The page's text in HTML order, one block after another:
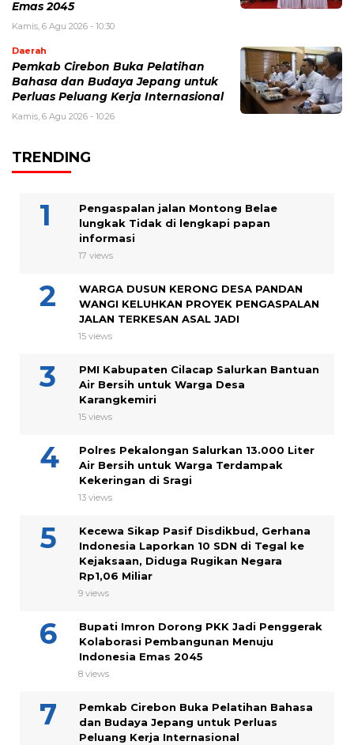
Emas 2045
Kamis, 6 Agu 2026 - 10:30
Daerah
Pemkab Cirebon Buka Pelatihan
Bahasa dan Budaya Jepang untuk
Perluas Peluang Kerja Internasional
Kamis, 6 Agu 2026 - 10:26
TRENDING
Pengaspalan jalan Montong Belae
lungkak Tidak di lengkapi papan
informasi
17 views
WARGA DUSUN KERONG DESA PANDAN
WANGI KELUHKAN PROYEK PENGASPALAN
JALAN TERKESAN ASAL JADI
15 views
PMI Kabupaten Cilacap Salurkan Bantuan
Air Bersih untuk Warga Desa
Karangkemiri
15 views
Polres Pekalongan Salurkan 13.000 Liter
Air Bersih untuk Warga Terdampak
Kekeringan di Sragi
13 views
Kecewa Sikap Pasif Disdikbud, Gerhana
Indonesia Laporkan 10 SDN di Tegal ke
Kejaksaan, Diduga Rugikan Negara
Rp1,06 Miliar
9 views
Bupati Imron Dorong PKK Jadi Penggerak
Kolaborasi Pembangunan Menuju
Indonesia Emas 2045
8 views
Pemkab Cirebon Buka Pelatihan Bahasa
dan Budaya Jepang untuk Perluas
Peluang Kerja Internasional